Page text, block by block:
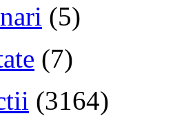
(5)
(7)
(3164)